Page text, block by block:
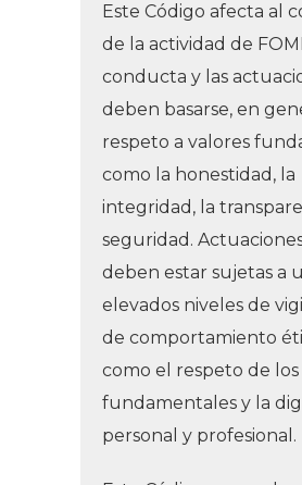
Este Código afecta al
de la actividad de
conducta y las
deben basarse, en
respeto a valores
como la honestidad, la
integridad, la
seguridad.
deben estar sujetas a
elevados niveles de
de comportamiento
como el respeto de
fundamentales y la
personal y profesional.